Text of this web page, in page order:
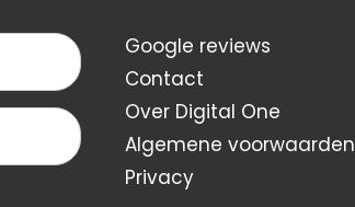
Google reviews
Contact
Over Digital One
Algemene voorwaarden
Privacy